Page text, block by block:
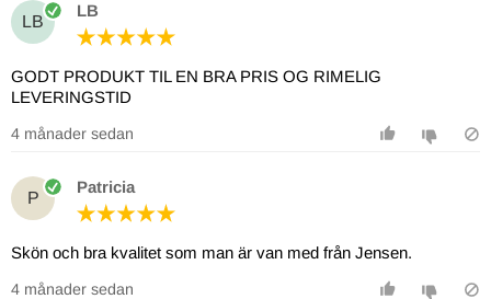
LB
LB
GODT PRODUKT TIL EN BRA PRIS OG RIMELIG
4 månader sedan
P
Patricia
Skön och bra kvalitet som man är van med från Jensen.
4 månader sedan